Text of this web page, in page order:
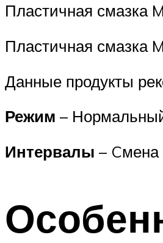
Пластичная смазка
Пластичная смазка
Данные продукты
Режим –
Интервалы –